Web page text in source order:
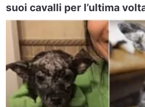
suoi cavalli per l’ultima